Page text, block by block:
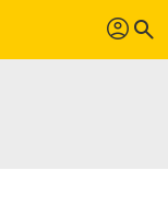
profil search